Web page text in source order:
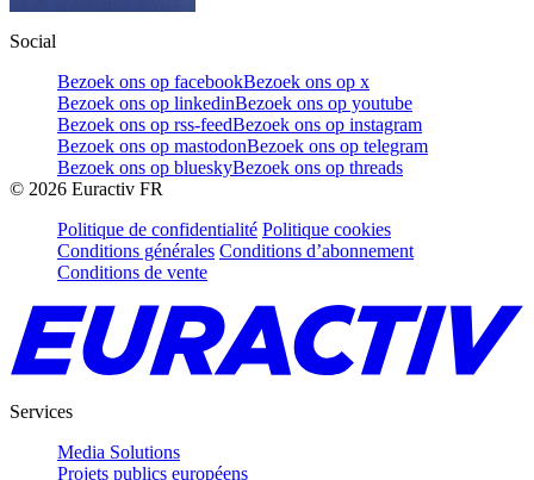
Social
Bezoek ons op facebookBezoek ons op x
Bezoek ons op linkedinBezoek ons op youtube
Bezoek ons op rss-feedBezoek ons op instagram
Bezoek ons op mastodonBezoek ons op telegram
Bezoek ons op blueskyBezoek ons op threads
© 2026 Euractiv FR
Politique de confidentialité Politique cookies
Conditions générales Conditions d’abonnement
Conditions de vente
Services
Media Solutions
Projets publics européens